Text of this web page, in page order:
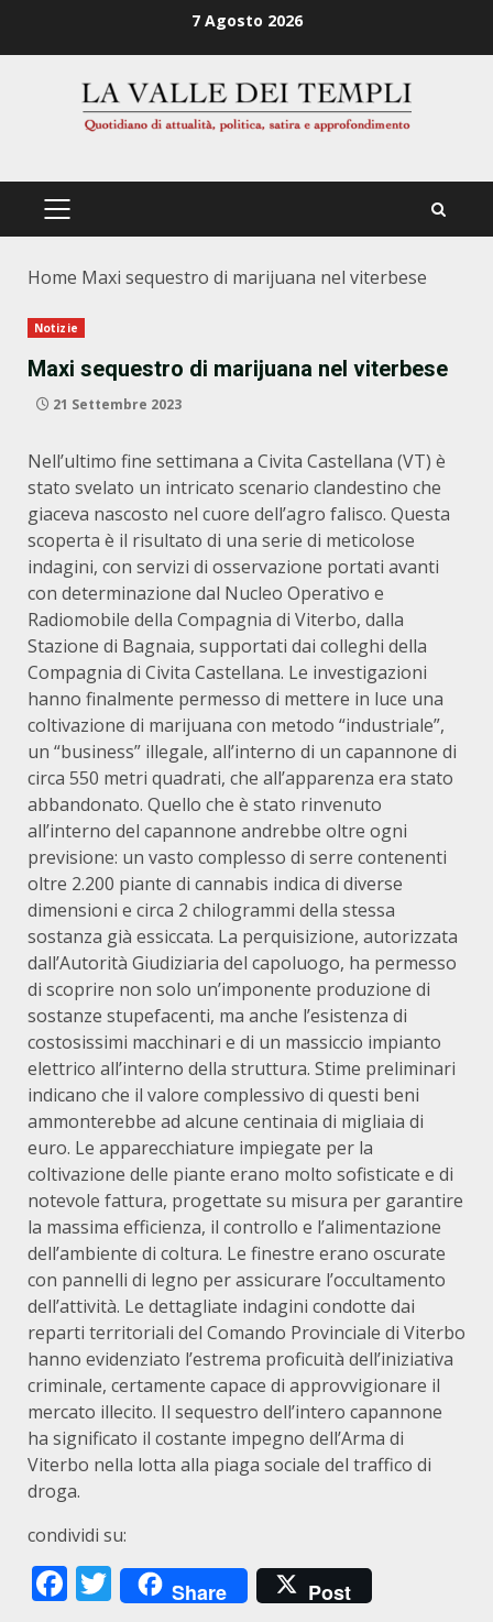
7 Agosto 2026
PRIMÄRES
Home Maxi sequestro di marijuana nel viterbese
Notizie
Maxi sequestro di marijuana nel viterbese
21 Settembre 2023
Nell’ultimo fine settimana a Civita Castellana (VT) è
stato svelato un intricato scenario clandestino che
giaceva nascosto nel cuore dell’agro falisco. Questa
scoperta è il risultato di una serie di meticolose
indagini, con servizi di osservazione portati avanti
con determinazione dal Nucleo Operativo e
Radiomobile della Compagnia di Viterbo, dalla
Stazione di Bagnaia, supportati dai colleghi della
Compagnia di Civita Castellana. Le investigazioni
hanno finalmente permesso di mettere in luce una
coltivazione di marijuana con metodo “industriale”,
un “business” illegale, all’interno di un capannone di
circa 550 metri quadrati, che all’apparenza era stato
abbandonato. Quello che è stato rinvenuto
all’interno del capannone andrebbe oltre ogni
previsione: un vasto complesso di serre contenenti
oltre 2.200 piante di cannabis indica di diverse
dimensioni e circa 2 chilogrammi della stessa
sostanza già essiccata. La perquisizione, autorizzata
dall’Autorità Giudiziaria del capoluogo, ha permesso
di scoprire non solo un’imponente produzione di
sostanze stupefacenti, ma anche l’esistenza di
costosissimi macchinari e di un massiccio impianto
elettrico all’interno della struttura. Stime preliminari
indicano che il valore complessivo di questi beni
ammonterebbe ad alcune centinaia di migliaia di
euro. Le apparecchiature impiegate per la
coltivazione delle piante erano molto sofisticate e di
notevole fattura, progettate su misura per garantire
la massima efficienza, il controllo e l’alimentazione
dell’ambiente di coltura. Le finestre erano oscurate
con pannelli di legno per assicurare l’occultamento
dell’attività. Le dettagliate indagini condotte dai
reparti territoriali del Comando Provinciale di Viterbo
hanno evidenziato l’estrema proficuità dell’iniziativa
criminale, certamente capace di approvvigionare il
mercato illecito. Il sequestro dell’intero capannone
ha significato il costante impegno dell’Arma di
Viterbo nella lotta alla piaga sociale del traffico di
droga.
condividi su:
Facebook
Twitter
Share Post